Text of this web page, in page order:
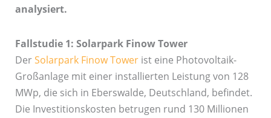
analysiert.
Fallstudie 1: Solarpark Finow Tower
DerSolarpark Finow Towerist eine Photovoltaik-
Großanlage mit einer installierten Leistung von 128
MWp, die sich in Eberswalde, Deutschland, befindet.
Die Investitionskosten betrugen rund 130 Millionen